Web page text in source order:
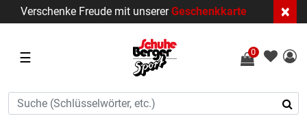
Verschenke Freude mit unsererGeschenkkarte ×
☰ 0